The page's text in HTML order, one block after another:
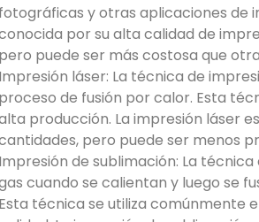
fotográficas y otras aplicaciones de
por su alta calidad de
pero puede ser más costosa que
Impresión láser: La técnica de
proceso de fusión por calor. Esta
producción. La impresión láser
pero puede ser menos
Impresión de sublimación: La
cuando se calientan y luego se
Esta técnica se utiliza comúnmente